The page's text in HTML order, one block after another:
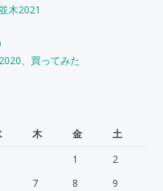
木2021
、買ってみた
木 金
土
1
2
7 8
9